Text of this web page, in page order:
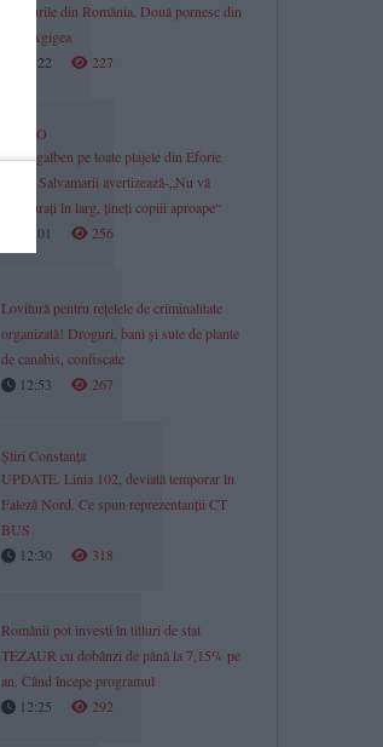
drumurile din România. Două pornesc din
PTF Agigea
13:22
227
VIDEO
Steag galben pe toate plajele din Eforie
Nord. Salvamarii avertizează-„Nu vă
aventurați în larg, țineți copiii aproape“
13:01
256
Lovitură pentru rețelele de criminalitate
organizată! Droguri, bani și sute de plante
de canabis, confiscate
12:53
267
Știri Constanța
UPDATE. Linia 102, deviată temporar în
Faleză Nord. Ce spun reprezentanții CT
BUS
12:30
318
Românii pot investi în titluri de stat
TEZAUR cu dobânzi de până la 7,15% pe
an. Când începe programul
12:25
292